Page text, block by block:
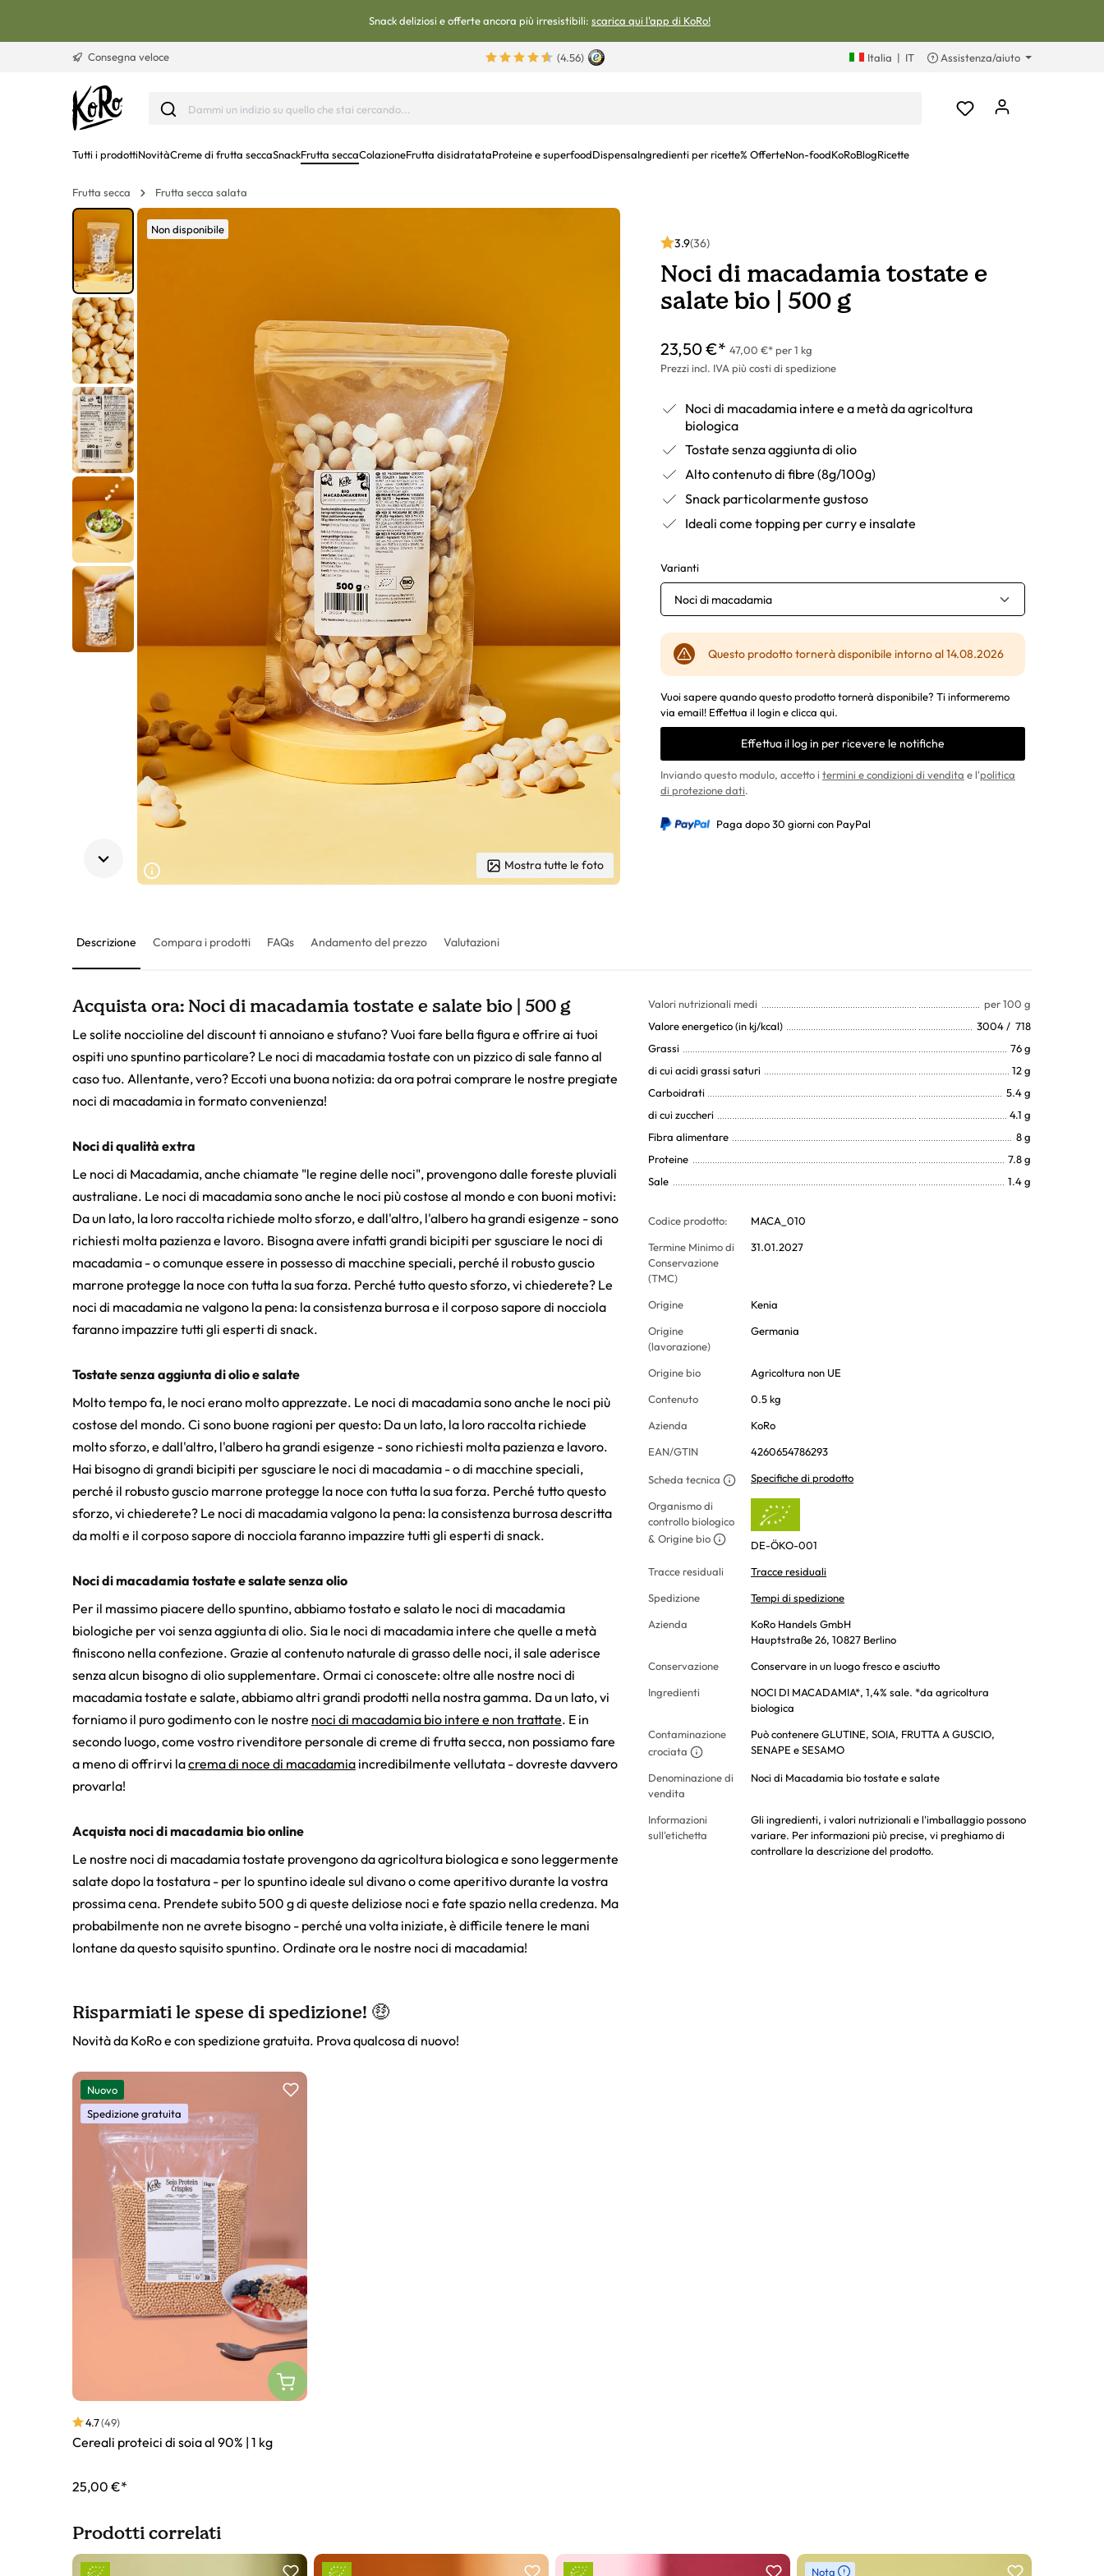
Snack deliziosi e offerte ancora più irresistibili: scarica qui l'app di KoRo!
Consegna veloce (4.56) Italia | IT Assistenza/aiuto
Tutti i prodottiNovitàCreme di frutta seccaSnackFrutta seccaColazioneFrutta disidratataProteine e superfoodDispensaIngredienti per ricette% OfferteNon-foodKoRoBlogRicette
Frutta secca Frutta secca salata
Non disponibile
Mostra tutte le foto
3.9(36)
Noci di macadamia tostate e
salate bio | 500 g
23,50 €* 47,00 €* per 1 kg
Prezzi incl. IVA più costi di spedizione
Noci di macadamia intere e a metà da agricoltura
biologica
Tostate senza aggiunta di olio
Alto contenuto di fibre (8g/100g)
Snack particolarmente gustoso
Ideali come topping per curry e insalate
Varianti
Noci di macadamia
Questo prodotto tornerà disponibile intorno al 14.08.2026
Vuoi sapere quando questo prodotto tornerà disponibile? Ti informeremo
via email! Effettua il login e clicca qui.
Effettua il log in per ricevere le notifiche
Inviando questo modulo, accetto i termini e condizioni di vendita e l'politica
di protezione dati.
Paga dopo 30 giorni con PayPal
Descrizione Compara i prodotti FAQs Andamento del prezzo Valutazioni
Acquista ora: Noci di macadamia tostate e salate bio | 500 g
Le solite noccioline del discount ti annoiano e stufano? Vuoi fare bella figura e offrire ai tuoi
ospiti uno spuntino particolare? Le noci di macadamia tostate con un pizzico di sale fanno al
caso tuo. Allentante, vero? Eccoti una buona notizia: da ora potrai comprare le nostre pregiate
noci di macadamia in formato convenienza!
Noci di qualità extra
Le noci di Macadamia, anche chiamate "le regine delle noci", provengono dalle foreste pluviali
australiane. Le noci di macadamia sono anche le noci più costose al mondo e con buoni motivi:
Da un lato, la loro raccolta richiede molto sforzo, e dall'altro, l'albero ha grandi esigenze - sono
richiesti molta pazienza e lavoro. Bisogna avere infatti grandi bicipiti per sgusciare le noci di
macadamia - o comunque essere in possesso di macchine speciali, perché il robusto guscio
marrone protegge la noce con tutta la sua forza. Perché tutto questo sforzo, vi chiederete? Le
noci di macadamia ne valgono la pena: la consistenza burrosa e il corposo sapore di nocciola
faranno impazzire tutti gli esperti di snack.
Tostate senza aggiunta di olio e salate
Molto tempo fa, le noci erano molto apprezzate. Le noci di macadamia sono anche le noci più
costose del mondo. Ci sono buone ragioni per questo: Da un lato, la loro raccolta richiede
molto sforzo, e dall'altro, l'albero ha grandi esigenze - sono richiesti molta pazienza e lavoro.
Hai bisogno di grandi bicipiti per sgusciare le noci di macadamia - o di macchine speciali,
perché il robusto guscio marrone protegge la noce con tutta la sua forza. Perché tutto questo
sforzo, vi chiederete? Le noci di macadamia valgono la pena: la consistenza burrosa descritta
da molti e il corposo sapore di nocciola faranno impazzire tutti gli esperti di snack.
Noci di macadamia tostate e salate senza olio
Per il massimo piacere dello spuntino, abbiamo tostato e salato le noci di macadamia
biologiche per voi senza aggiunta di olio. Sia le noci di macadamia intere che quelle a metà
finiscono nella confezione. Grazie al contenuto naturale di grasso delle noci, il sale aderisce
senza alcun bisogno di olio supplementare. Ormai ci conoscete: oltre alle nostre noci di
macadamia tostate e salate, abbiamo altri grandi prodotti nella nostra gamma. Da un lato, vi
forniamo il puro godimento con le nostre noci di macadamia bio intere e non trattate. E in
secondo luogo, come vostro rivenditore personale di creme di frutta secca, non possiamo fare
a meno di offrirvi lacrema di noce di macadamia incredibilmente vellutata - dovreste davvero
provarla!
Acquista noci di macadamia bio online
Le nostre noci di macadamia tostate provengono da agricoltura biologica e sono leggermente
salate dopo la tostatura - per lo spuntino ideale sul divano o come aperitivo durante la vostra
prossima cena. Prendete subito 500 g di queste deliziose noci e fate spazio nella credenza. Ma
probabilmente non ne avrete bisogno - perché una volta iniziate, è difficile tenere le mani
lontane da questo squisito spuntino. Ordinate ora le nostre noci di macadamia!
Valori nutrizionali medi
per 100 g
Valore energetico (in kj/kcal)
3004 / 718
Grassi
76 g
di cui acidi grassi saturi
12 g
Carboidrati
5.4 g
di cui zuccheri
4.1 g
Fibra alimentare
8 g
Proteine
7.8 g
Sale
1.4 g
Codice prodotto:
MACA_010
Termine Minimo di
Conservazione
(TMC)
31.01.2027
Origine
Kenia
Origine
(lavorazione)
Germania
Origine bio
Agricoltura non UE
Contenuto
0.5 kg
Azienda
KoRo
EAN/GTIN
4260654786293
Scheda tecnica Specifiche di prodotto
Organismo di
controllo biologico
& Origine bio
DE-ÖKO-001
Tracce residuali
Tracce residuali
Spedizione
Tempi di spedizione
Azienda
KoRo Handels GmbH
Hauptstraße 26, 10827 Berlino
Conservazione
Conservare in un luogo fresco e asciutto
Ingredienti
NOCI DI MACADAMIA*, 1,4% sale. *da agricoltura
biologica
Contaminazione
crociata
Può contenere GLUTINE, SOIA, FRUTTA A GUSCIO,
SENAPE e SESAMO
Denominazione di
vendita
Noci di Macadamia bio tostate e salate
Informazioni
sull'etichetta
Gli ingredienti, i valori nutrizionali e l'imballaggio possono
variare. Per informazioni più precise, vi preghiamo di
controllare la descrizione del prodotto.
Risparmiati le spese di spedizione! 🤑
Novità da KoRo e con spedizione gratuita. Prova qualcosa di nuovo!
Slider prodotto
Nuovo
Spedizione gratuita
4.7(49)
Cereali proteici di soia al 90% | 1 kg
25,00 €*
Prodotti correlati
Slider prodotto
Nota